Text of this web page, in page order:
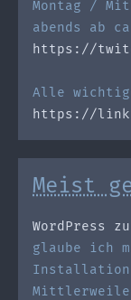
Montag /
abends ab
https://
Alle
https://
Meist
WordPress
glaube ich
Installation
Mittlerweile